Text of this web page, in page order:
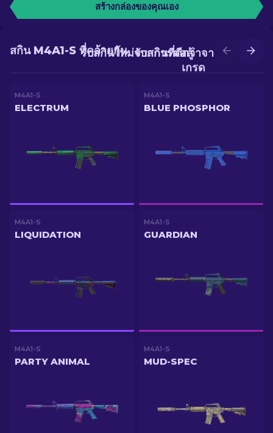
สร้างกล่องของคุณเอง
รับสกินที่ดีกว่าจากการอัป
เกรด
รับสกินใหม่จากการต่อสู้
สกิน M4A1-S ที่คล้ายกัน
M4A1-S
ELECTRUM
M4A1-S
BLUE PHOSPHOR
M4A1-S
LIQUIDATION
M4A1-S
GUARDIAN
M4A1-S
PARTY ANIMAL
M4A1-S
MUD-SPEC